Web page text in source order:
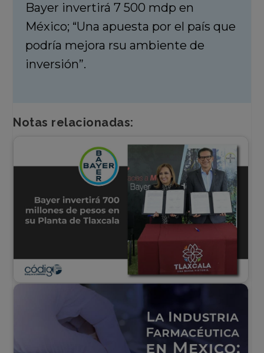
Bayer invertirá 7 500 mdp en
México; “Una apuesta por el país que
podría mejora rsu ambiente de
inversión”.
Notas relacionadas: